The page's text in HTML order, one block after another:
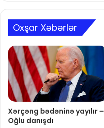
Oxşar Xəbərlər
Xərçəng bədəninə yayılır –
Oğlu danışdı